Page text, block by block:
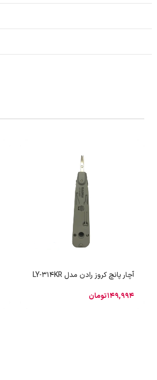
آچار پانچ کروز رادن مدل LY-314KR
149,994تومان